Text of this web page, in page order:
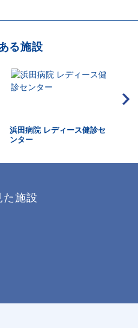
る施設
浜田病院 レディース健診セ
ンター
た施設